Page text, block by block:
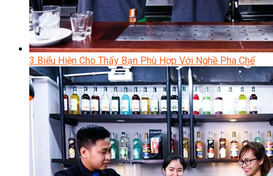
3 Biểu Hiện Cho Thấy Bạn Phù Hợp Với Nghề Pha Chế